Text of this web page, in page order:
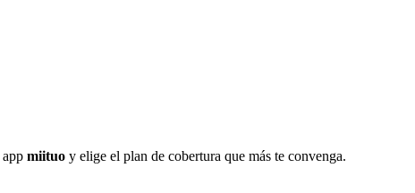
miituo y elige el plan de cobertura que más te convenga.